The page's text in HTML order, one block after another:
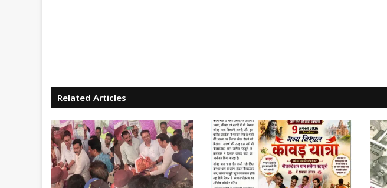
Related Articles